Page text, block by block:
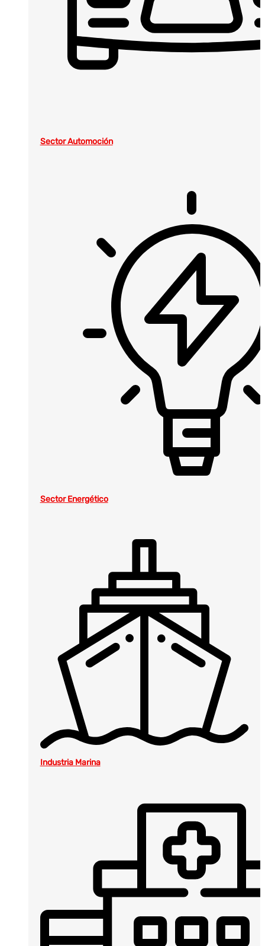
Sector Automoción
Sector Energético
Industria Marina